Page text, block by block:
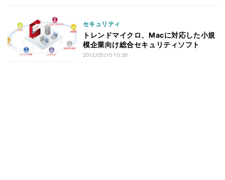
セキュリティ
トレンドマイクロ、Macに対応した小規
模企業向け総合セキュリティソフト
2012/05/10 10:30